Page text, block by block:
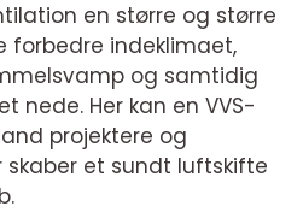
en større og større
forbedre indeklimaet,
og samtidig
nede. Her kan en VVS-
projektere og
et sundt luftskifte